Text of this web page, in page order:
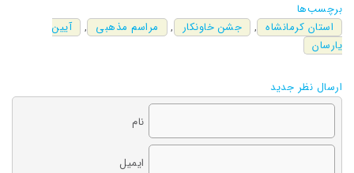
برچسب‌ها
استان کرمانشاه , جشن خاونکار , مراسم مذهبی ,
آیین
یارسان
ارسال نظر جدید
نام
ایمیل